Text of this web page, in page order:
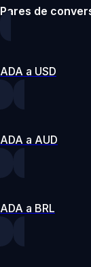
Pares de
ADA a USD
ADA a AUD
ADA a BRL